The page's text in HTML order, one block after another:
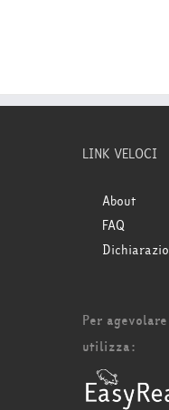
LINK VELOCI
About
FAQ
Per
utilizza: